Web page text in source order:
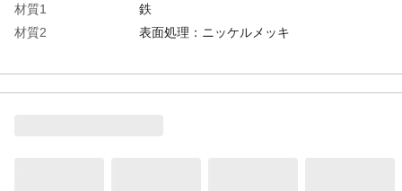
材質1
鉄
材質2
表面処理：ニッケルメッキ